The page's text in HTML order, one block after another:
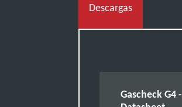
Descargas
Gascheck G4 -